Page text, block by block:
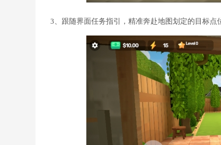
3、跟随界面任务指引，精准奔赴地图划定的目标点